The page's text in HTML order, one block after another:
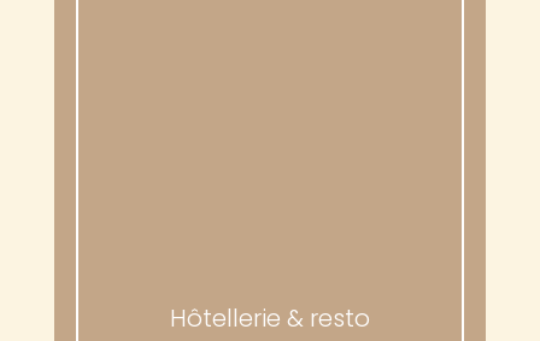
Hôtellerie & resto